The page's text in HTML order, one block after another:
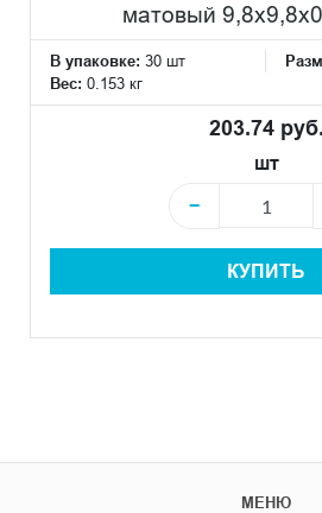
матовый
В упаковке: 30 шт
Вес: 0.153 кг
203.74 руб.
шт
−
КУПИТЬ
МЕНЮ